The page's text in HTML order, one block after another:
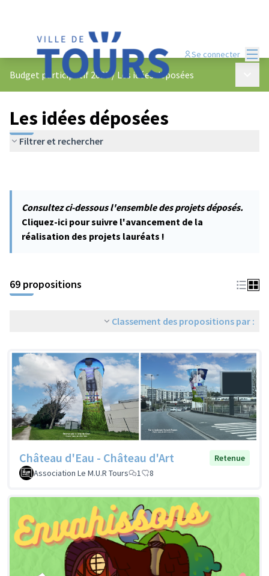
Se connecter
Budget participatif 2023/ Les idées déposées
Les idées déposées
Filtrer et rechercher
Consultez ci-dessous l'ensemble des projets déposés.
Cliquez-ici pour suivre l'avancement de la
réalisation des projets lauréats !
69 propositions
Classement des propositions par :
Château d'Eau - Château d'Art
Retenue
Association Le M.U.R Tours
1 8